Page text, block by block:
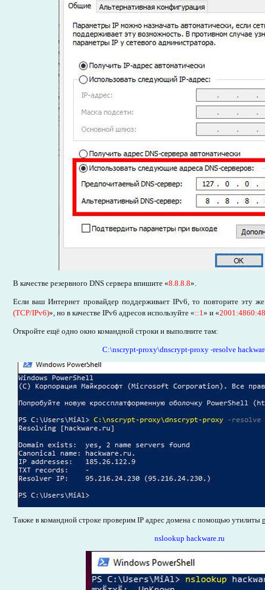
В качестве резервного DNS сервера впишите «8.8.8.8».
Если ваш Интернет провайдер поддерживает IPv6, то повторите эту
(TCP/IPv6)», но в качестве IPv6 адресов используйте «::1» и «
Откройте ещё одно окно командной строки и выполните там:
C:\nscrypt-proxy\dnscrypt-proxy -resolve
Также в командной строке проверим IP адрес домена с помощью утилиты
nslookup hackware.ru